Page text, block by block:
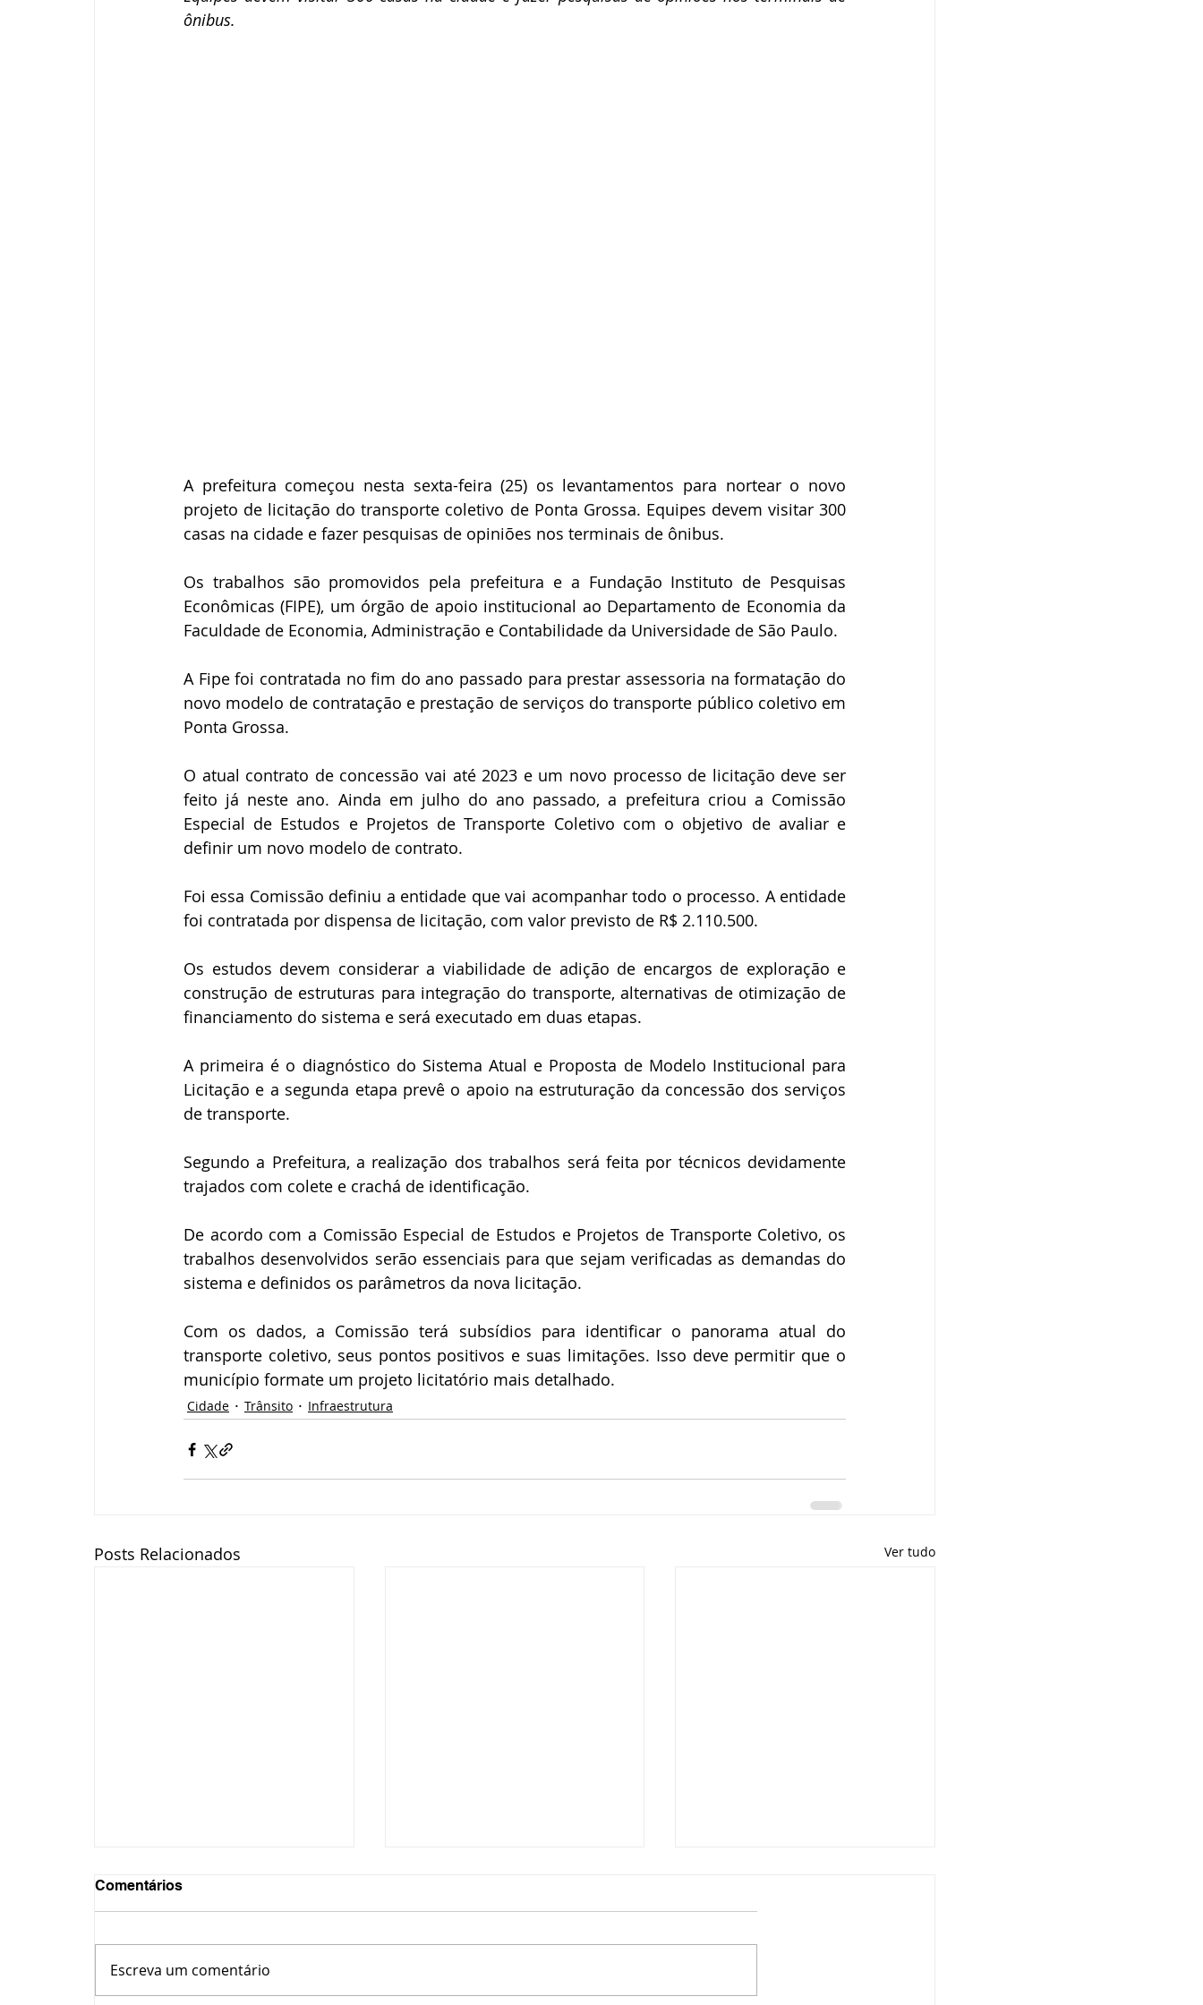
ônibus.
A prefeitura começou nesta sexta-feira (25) os levantamentos para nortear o novo
projeto de licitação do transporte coletivo de Ponta Grossa. Equipes devem visitar 300
casas na cidade e fazer pesquisas de opiniões nos terminais de ônibus.
Os trabalhos são promovidos pela prefeitura e a Fundação Instituto de Pesquisas
Econômicas (FIPE), um órgão de apoio institucional ao Departamento de Economia da
Faculdade de Economia, Administração e Contabilidade da Universidade de São Paulo.
A Fipe foi contratada no fim do ano passado para prestar assessoria na formatação do
novo modelo de contratação e prestação de serviços do transporte público coletivo em
Ponta Grossa.
O atual contrato de concessão vai até 2023 e um novo processo de licitação deve ser
feito já neste ano. Ainda em julho do ano passado, a prefeitura criou a Comissão
Especial de Estudos e Projetos de Transporte Coletivo com o objetivo de avaliar e
definir um novo modelo de contrato.
Foi essa Comissão definiu a entidade que vai acompanhar todo o processo. A entidade
foi contratada por dispensa de licitação, com valor previsto de R$ 2.110.500.
Os estudos devem considerar a viabilidade de adição de encargos de exploração e
construção de estruturas para integração do transporte, alternativas de otimização de
financiamento do sistema e será executado em duas etapas.
A primeira é o diagnóstico do Sistema Atual e Proposta de Modelo Institucional para
Licitação e a segunda etapa prevê o apoio na estruturação da concessão dos serviços
de transporte.
Segundo a Prefeitura, a realização dos trabalhos será feita por técnicos devidamente
trajados com colete e crachá de identificação.
De acordo com a Comissão Especial de Estudos e Projetos de Transporte Coletivo, os
trabalhos desenvolvidos serão essenciais para que sejam verificadas as demandas do
sistema e definidos os parâmetros da nova licitação.
Com os dados, a Comissão terá subsídios para identificar o panorama atual do
transporte coletivo, seus pontos positivos e suas limitações. Isso deve permitir que o
município formate um projeto licitatório mais detalhado.
Cidade Trânsito Infraestrutura
Posts Relacionados Ver tudo
Comentários
Escreva um comentário